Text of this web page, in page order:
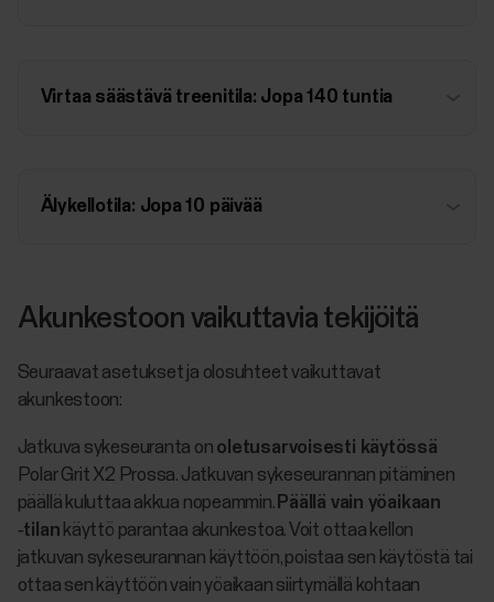
Virtaa säästävä treenitila: Jopa 140 tuntia
Älykellotila: Jopa 10 päivää
Akunkestoon vaikuttavia tekijöitä
Seuraavat asetukset ja olosuhteet vaikuttavat
akunkestoon:
Jatkuva sykeseuranta on oletusarvoisesti käytössä
Polar Grit X2 Prossa. Jatkuvan sykeseurannan pitäminen
päällä kuluttaa akkua nopeammin. Päällä vain yöaikaan
‑tilan käyttö parantaa akunkestoa. Voit ottaa kellon
jatkuvan sykeseurannan käyttöön, poistaa sen käytöstä tai
ottaa sen käyttöön vain yöaikaan siirtymällä kohtaan